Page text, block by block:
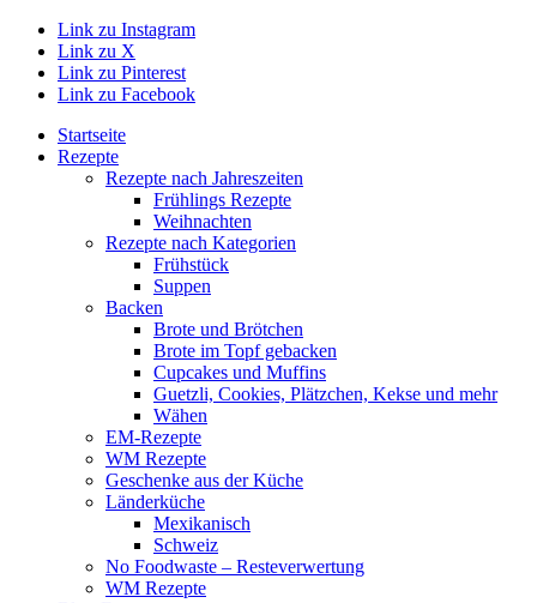
Link zu Instagram
Link zu X
Link zu Pinterest
Link zu Facebook
Startseite
Rezepte
Rezepte nach Jahreszeiten
Frühlings Rezepte
Weihnachten
Rezepte nach Kategorien
Frühstück
Suppen
Backen
Brote und Brötchen
Brote im Topf gebacken
Cupcakes und Muffins
Guetzli, Cookies, Plätzchen, Kekse und mehr
Wähen
EM-Rezepte
WM Rezepte
Geschenke aus der Küche
Länderküche
Mexikanisch
Schweiz
No Foodwaste – Resteverwertung
WM Rezepte